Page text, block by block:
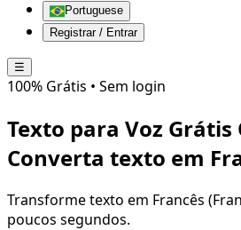
Portuguese
Registrar / Entrar
☰
100% Grátis • Sem login
Texto para Voz Grátis
Converta texto em
Transforme texto em Francês
poucos segundos.